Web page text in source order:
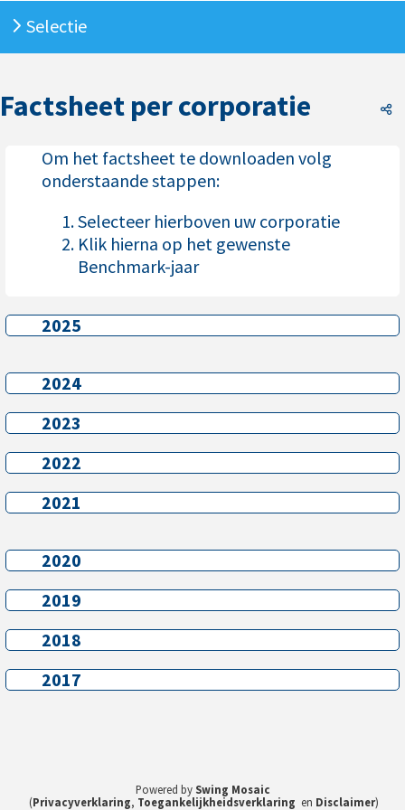
Selectie
Factsheet per corporatie
Om het factsheet te downloaden volg
onderstaande stappen:
Selecteer hierboven uw corporatie
Klik hierna op het gewenste
Benchmark-jaar
2025
2025
2024
2024
2023
2023
2022
2022
2021
2021
2020
2020
2019
2019
2018
2018
2017
2017
Powered by Swing Mosaic
(Privacyverklaring, Toegankelijkheidsverklaring en Disclaimer)